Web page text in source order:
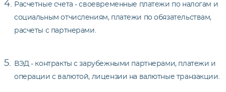
Расчетные счета - своевременные платежи по налогам и
социальным отчислениям, платежи по обязательствам,
расчеты с партнерами.
ВЭД - контракты с зарубежными партнерами, платежи и
операции с валютой, лицензии на валютные транзакции.